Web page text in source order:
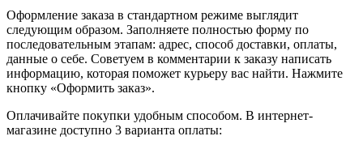
Оформление заказа в стандартном режиме выглядит
следующим образом. Заполняете полностью форму по
последовательным этапам: адрес, способ доставки, оплаты,
данные о себе. Советуем в комментарии к заказу написать
информацию, которая поможет курьеру вас найти. Нажмите
кнопку «Оформить заказ».
Оплачивайте покупки удобным способом. В интернет-
магазине доступно 3 варианта оплаты: